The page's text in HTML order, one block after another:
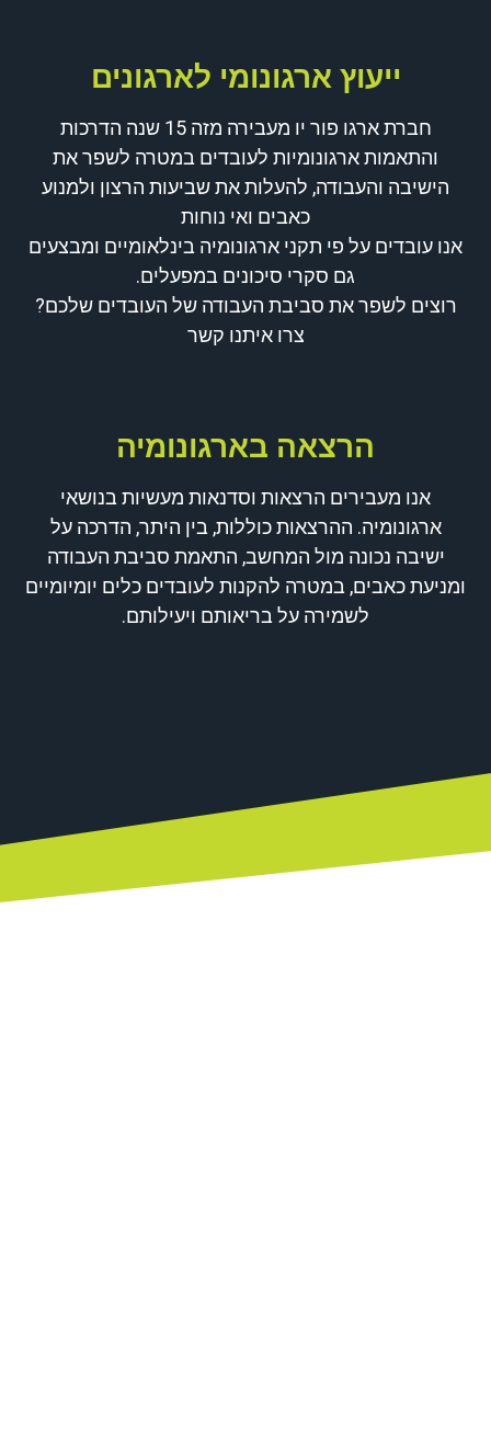
ייעוץ ארגונומי לארגונים
חברת ארגו פור יו מעבירה מזה 15 שנה הדרכות
והתאמות ארגונומיות לעובדים במטרה לשפר את
הישיבה והעבודה, להעלות את שביעות הרצון ולמנוע
כאבים ואי נוחות
אנו עובדים על פי תקני ארגונומיה בינלאומיים ומבצעים
גם סקרי סיכונים במפעלים.
רוצים לשפר את סביבת העבודה של העובדים שלכם?
צרו איתנו קשר
הרצאה בארגונומיה
אנו מעבירים הרצאות וסדנאות מעשיות בנושאי
ארגונומיה. ההרצאות כוללות, בין היתר, הדרכה על
ישיבה נכונה מול המחשב, התאמת סביבת העבודה
ומניעת כאבים, במטרה להקנות לעובדים כלים יומיומיים
לשמירה על בריאותם ויעילותם.